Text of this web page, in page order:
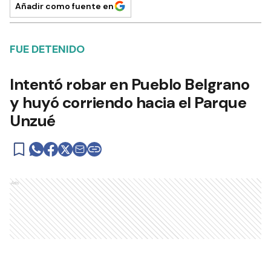
Añadir como fuente en
FUE DETENIDO
Intentó robar en Pueblo Belgrano
y huyó corriendo hacia el Parque
Unzué
Ads